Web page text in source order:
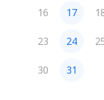
16 17
23 24
30 31